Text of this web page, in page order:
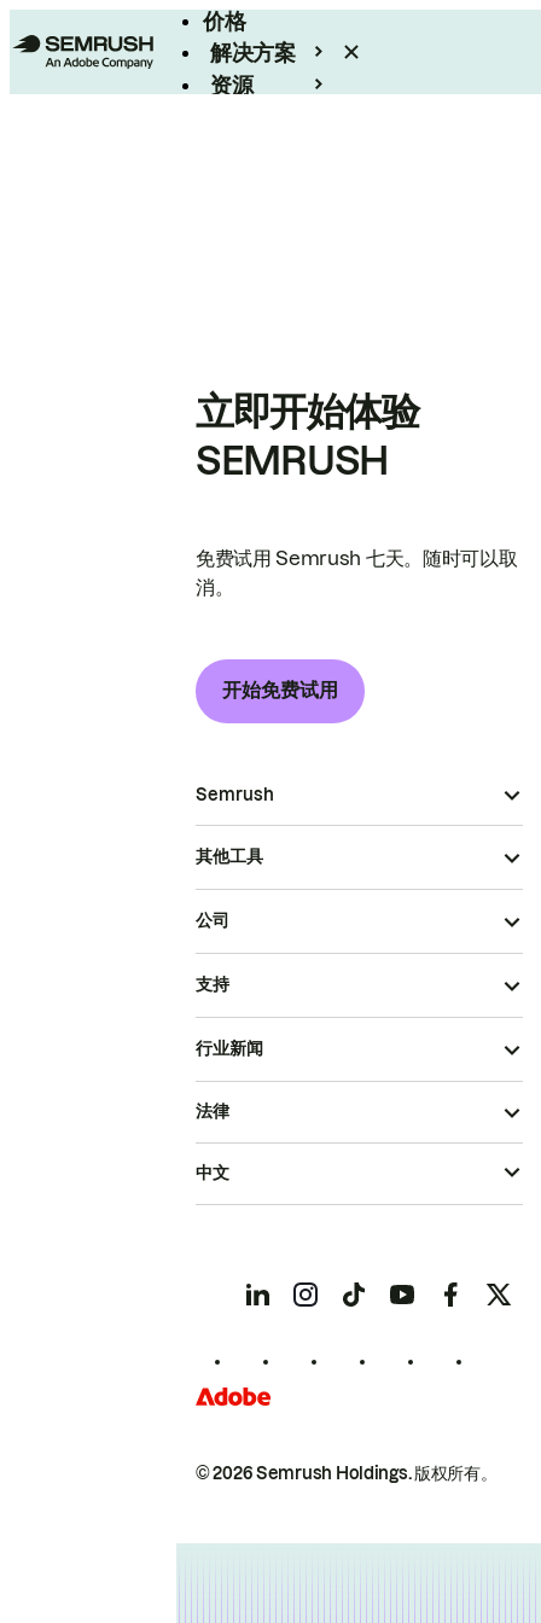
价格
解决方案
资源
立即开始体验
SEMRUSH
免费试用 Semrush 七天。随时可以取
消。
开始免费试用
Semrush
其他工具
公司
支持
行业新闻
© 2026 Semrush Holdings.版权所有。
法律
中文